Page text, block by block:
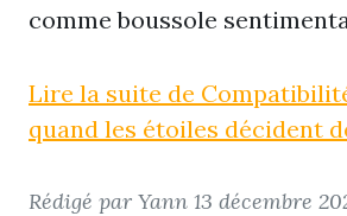
comme boussole
Lire la suite de
quand les étoiles décident
Rédigé par Yann 13 décembre